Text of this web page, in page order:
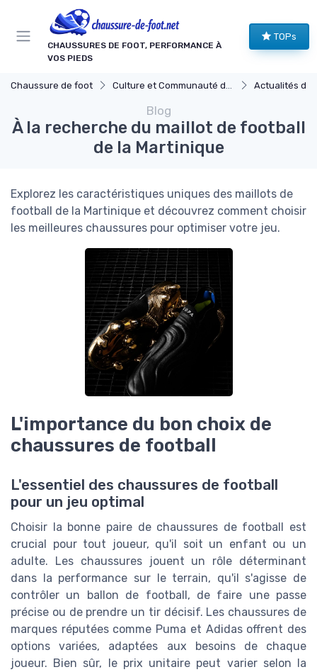
CHAUSSURES DE FOOT, PERFORMANCE À
VOS PIEDS
TOPs
Chaussure de foot Culture et Communauté du Football Actualités du
Blog
À la recherche du maillot de football
de la Martinique
Explorez les caractéristiques uniques des maillots de
football de la Martinique et découvrez comment choisir
les meilleures chaussures pour optimiser votre jeu.
L'importance du bon choix de
chaussures de football
L'essentiel des chaussures de football
pour un jeu optimal
Choisir la bonne paire de chaussures de football est
crucial pour tout joueur, qu'il soit un enfant ou un
adulte. Les chaussures jouent un rôle déterminant
dans la performance sur le terrain, qu'il s'agisse de
contrôler un ballon de football, de faire une passe
précise ou de prendre un tir décisif. Les chaussures de
marques réputées comme Puma et Adidas offrent des
options variées, adaptées aux besoins de chaque
joueur. Bien sûr, le prix unitaire peut varier selon la
Panneau de gestion des cookies